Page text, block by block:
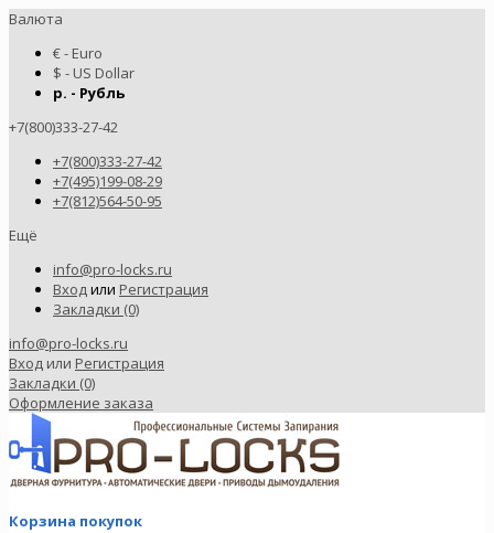
Валюта
€ - Euro
$ - US Dollar
р. - Рубль
+7(800)333-27-42
+7(800)333-27-42
+7(495)199-08-29
+7(812)564-50-95
Ещё
info@pro-locks.ru
Входили Регистрация
Закладки (0)
info@pro-locks.ru
Вход или Регистрация
Закладки (0)
Оформление заказа
Корзина покупок